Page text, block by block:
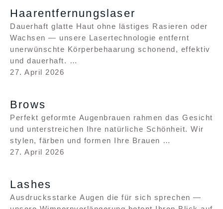
Haarentfernungslaser
Dauerhaft glatte Haut ohne lästiges Rasieren oder
Wachsen — unsere Lasertechnologie entfernt
unerwünschte Körperbehaarung schonend, effektiv
und dauerhaft. …
27. April 2026
Brows
Perfekt geformte Augenbrauen rahmen das Gesicht
und unterstreichen Ihre natürliche Schönheit. Wir
stylen, färben und formen Ihre Brauen …
27. April 2026
Lashes
Ausdrucksstarke Augen die für sich sprechen —